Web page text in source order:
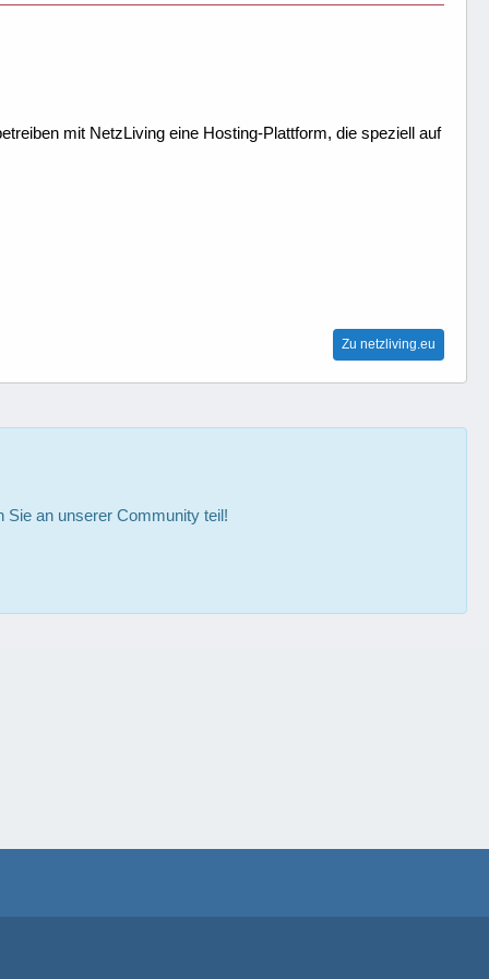
mit NetzLiving eine Hosting-Plattform, die speziell auf
Zu netzliving.eu
Sie an unserer Community teil!